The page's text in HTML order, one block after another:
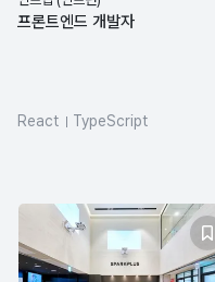
프론트엔드 개발자
React
TypeScript